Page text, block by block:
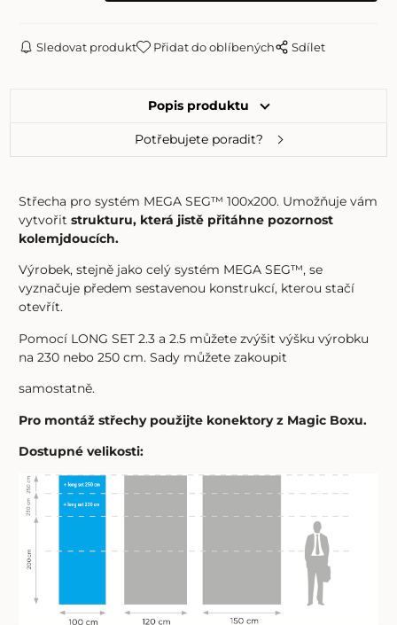
Sledovat produkt Přidat do oblíbených Sdílet
Popis produktu
Potřebujete poradit?
Střecha pro systém MEGA SEG™ 100x200. Umožňuje vám
vytvořitstrukturu, která jistě přitáhne pozornost
kolemjdoucích.
Výrobek, stejně jako celý systém MEGA SEG™, se
vyznačuje předem sestavenou konstrukcí, kterou stačí
otevřít.
Pomocí LONG SET 2.3 a 2.5 můžete zvýšit výšku výrobku
na 230 nebo 250 cm. Sady můžete zakoupit
samostatně.
Pro montáž střechy použijte konektory z Magic Boxu.
Dostupné velikosti: